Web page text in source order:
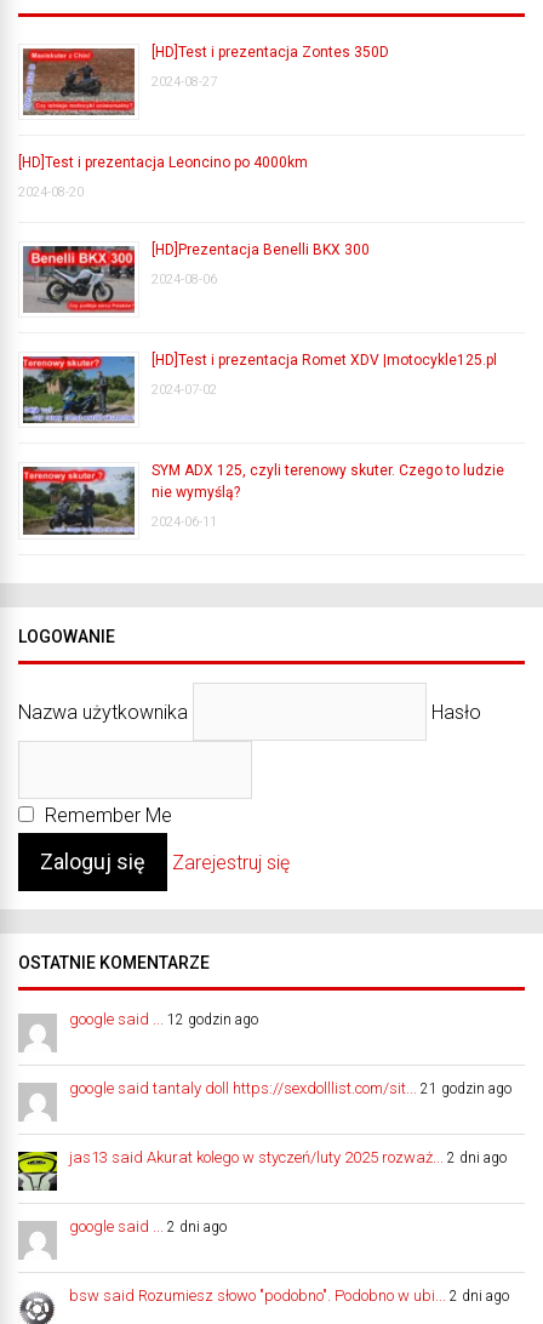
[HD]Test i prezentacja Zontes 350D
2024-08-27
[HD]Test i prezentacja Leoncino po 4000km
2024-08-20
[HD]Prezentacja Benelli BKX 300
2024-08-06
[HD]Test i prezentacja Romet XDV |motocykle125.pl
2024-07-02
SYM ADX 125, czyli terenowy skuter. Czego to ludzie
nie wymyślą?
2024-06-11
LOGOWANIE
Nazwa użytkownika Hasło
Remember Me
Zarejestruj się
OSTATNIE KOMENTARZE
google said ... 12 godzin ago
google said tantaly doll https://sexdolllist.com/sit... 21 godzin ago
jas13 said Akurat kolego w styczeń/luty 2025 rozważ... 2 dni ago
google said ... 2 dni ago
bsw said Rozumiesz słowo "podobno". Podobno w ubi... 2 dni ago